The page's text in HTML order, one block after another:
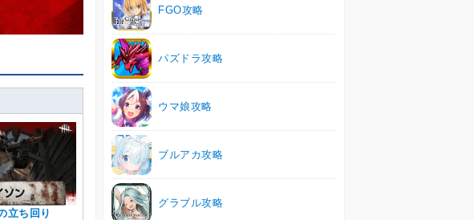
立ち回り
FGO攻略
パズドラ攻略
ウマ娘攻略
ブルアカ攻略
グラブル攻略